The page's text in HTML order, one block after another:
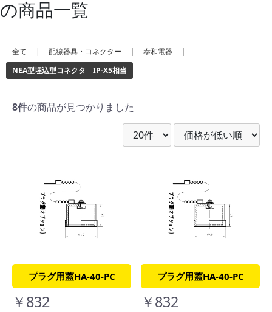
の商品一覧
全て | 配線器具・コネクター | 泰和電器
|
NEA型埋込型コネクタ IP-X5相当
8件の商品が見つかりました
プラグ用蓋HA-40-PC
￥832
プラグ用蓋HA-40-PC
￥832